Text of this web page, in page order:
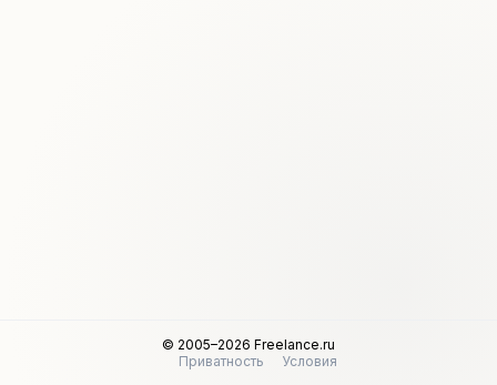
© 2005–2026 Freelance.ru
Приватность
Условия